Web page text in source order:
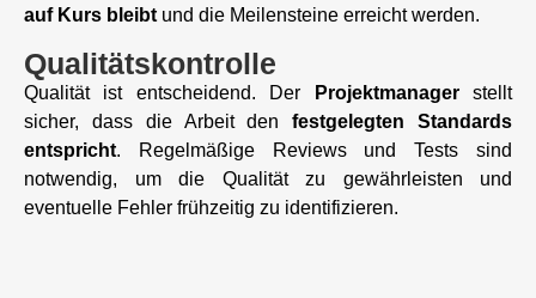
auf Kurs bleibt und die Meilensteine erreicht werden.
Qualitätskontrolle
Qualität ist entscheidend. Der Projektmanagerstellt
sicher, dass die Arbeit denfestgelegten Standards
entspricht. Regelmäßige Reviews und Tests sind
notwendig, um die Qualität zu gewährleisten und
eventuelle Fehler frühzeitig zu identifizieren.